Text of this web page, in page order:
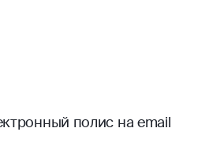
полис на email